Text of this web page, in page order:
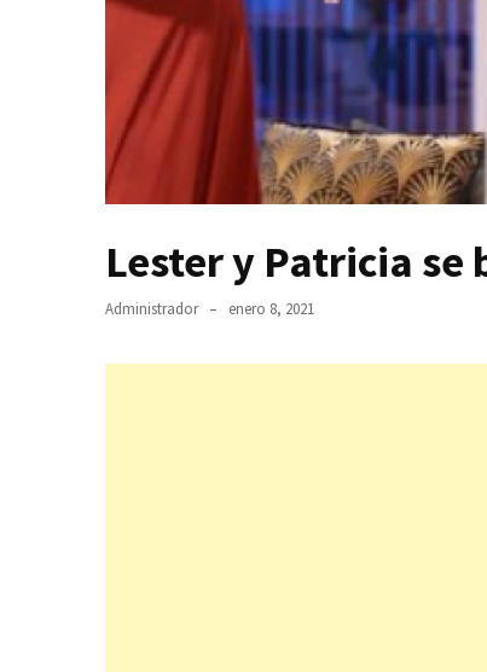
Lester y Patricia se
Administrador enero 8, 2021